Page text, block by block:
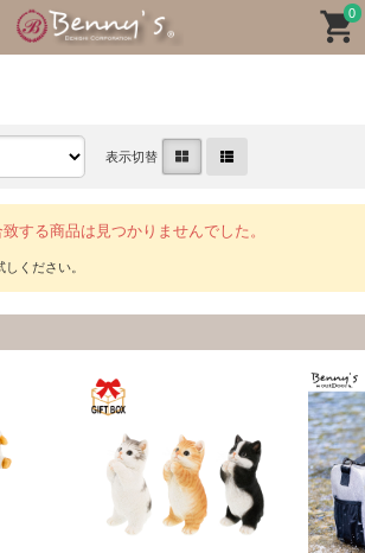
0
表示切替
する商品は見つかりませんでした。